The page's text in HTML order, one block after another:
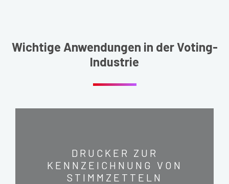
Wichtige Anwendungen in der Voting-
Industrie
DRUCKER ZUR
KENNZEICHNUNG VON
STIMMZETTELN